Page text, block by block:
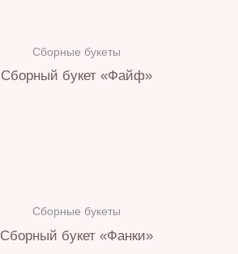
Сборные букеты
Сборный букет «Файф»
Сборные букеты
Сборный букет «Фанки»